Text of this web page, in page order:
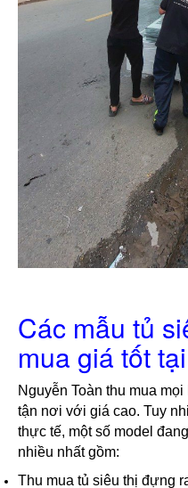
Các mẫu tủ
mua giá tốt
Nguyễn Toàn thu mua
tận nơi với giá cao. Tuy
thực tế, một số model
nhiều nhất gồm:
Thu mua tủ siêu thị đựng